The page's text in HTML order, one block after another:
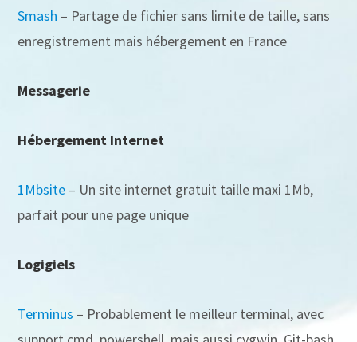
Smash – Partage de fichier sans limite de taille, sans
enregistrement mais hébergement en France
Messagerie
Hébergement Internet
1Mbsite – Un site internet gratuit taille maxi 1Mb,
parfait pour une page unique
Logigiels
Terminus – Probablement le meilleur terminal, avec